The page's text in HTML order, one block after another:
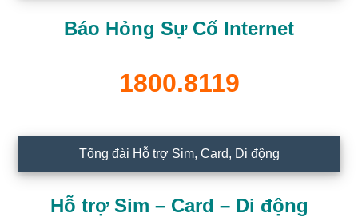
Báo Hỏng Sự Cố Internet
1800.8119
Tổng đài Hỗ trợ Sim, Card, Di động
Hỗ trợ Sim – Card – Di động